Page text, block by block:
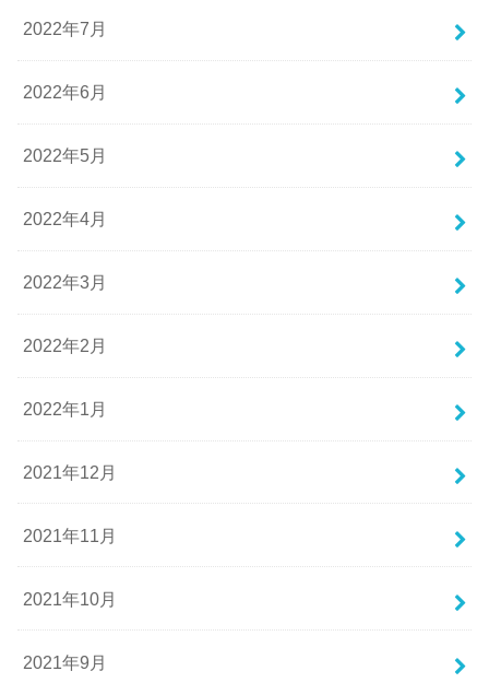
2022年7月
2022年6月
2022年5月
2022年4月
2022年3月
2022年2月
2022年1月
2021年12月
2021年11月
2021年10月
2021年9月